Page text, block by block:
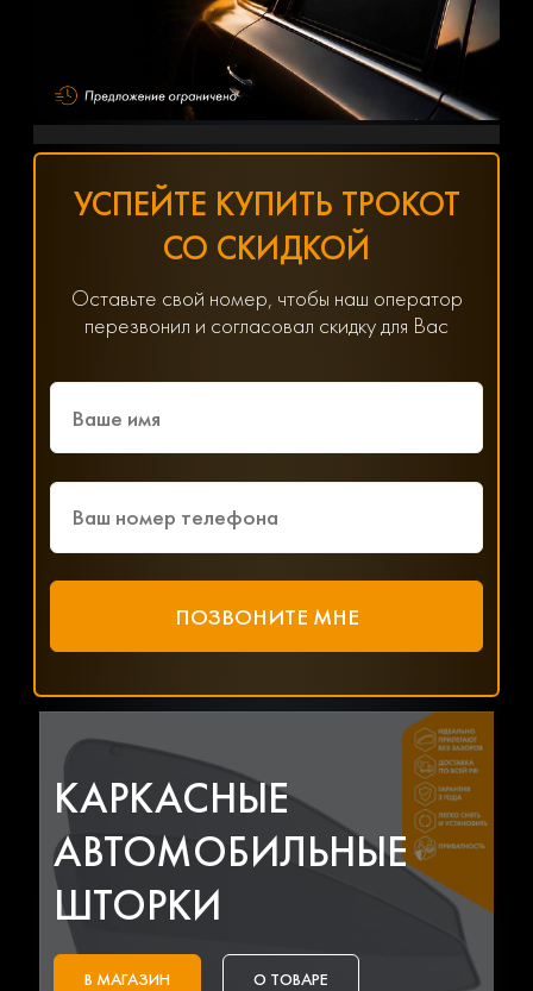
УСПЕЙТЕ КУПИТЬ ТРОКОТ
СО СКИДКОЙ
Оставьте свой номер, чтобы наш оператор
перезвонил и согласовал скидку для Вас
КАРКАСНЫЕ
АВТОМОБИЛЬНЫЕ
ШТОРКИ
В МАГАЗИН О ТОВАРЕ